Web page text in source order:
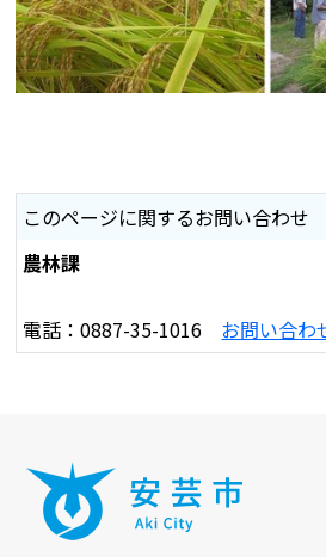
このページに関するお問い合わせ
農林課
電話：0887-35-1016 お問い合わ